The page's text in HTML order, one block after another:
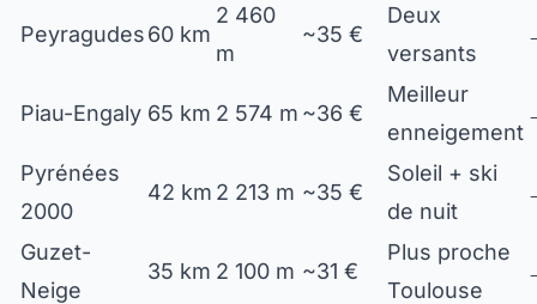
Peyragudes60 km
2 460
m
~35 €
Deux
versants
Piau-Engaly 65 km 2 574 m ~36 €
Meilleur
enneigement
Pyrénées
2000
42 km 2 213 m ~35 €
Soleil + ski
de nuit
Guzet-
Neige
35 km 2 100 m ~31 €
Plus proche
Toulouse